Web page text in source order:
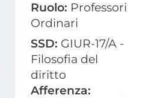
Ruolo: Professori
Ordinari
SSD: GIUR-17/A -
Filosofia del
diritto
Afferenza: